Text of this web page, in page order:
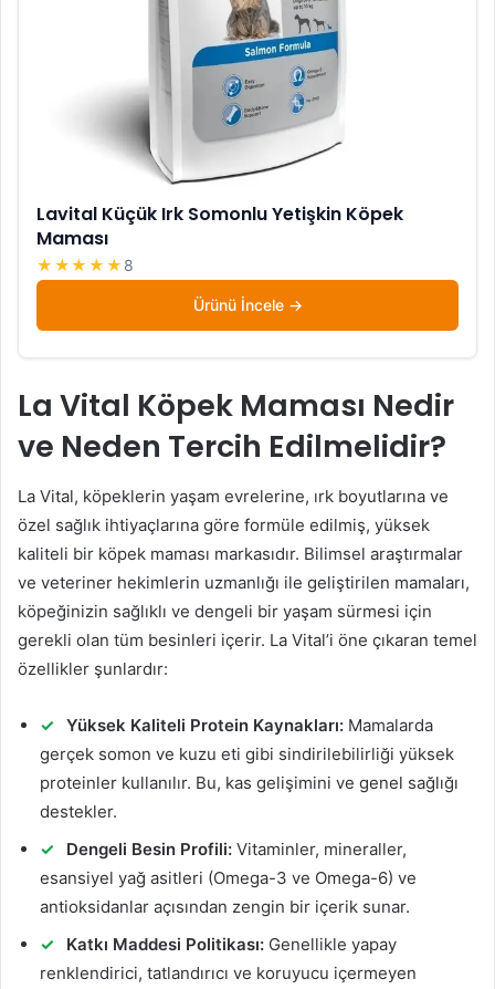
Lavital Küçük Irk Somonlu Yetişkin Köpek
Maması
★★★★★ 8
Ürünü İncele
La Vital Köpek Maması Nedir
ve Neden Tercih Edilmelidir?
La Vital, köpeklerin yaşam evrelerine, ırk boyutlarına ve
özel sağlık ihtiyaçlarına göre formüle edilmiş, yüksek
kaliteli bir köpek maması markasıdır. Bilimsel araştırmalar
ve veteriner hekimlerin uzmanlığı ile geliştirilen mamaları,
köpeğinizin sağlıklı ve dengeli bir yaşam sürmesi için
gerekli olan tüm besinleri içerir. La Vital’i öne çıkaran temel
özellikler şunlardır:
Yüksek Kaliteli Protein Kaynakları: Mamalarda
gerçek somon ve kuzu eti gibi sindirilebilirliği yüksek
proteinler kullanılır. Bu, kas gelişimini ve genel sağlığı
destekler.
Dengeli Besin Profili: Vitaminler, mineraller,
esansiyel yağ asitleri (Omega-3 ve Omega-6) ve
antioksidanlar açısından zengin bir içerik sunar.
Katkı Maddesi Politikası: Genellikle yapay
renklendirici, tatlandırıcı ve koruyucu içermeyen